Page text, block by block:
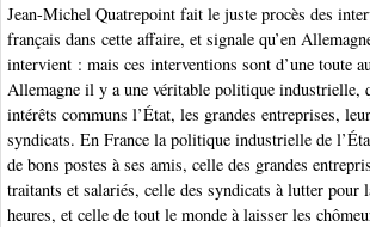
Jean-Michel Quatrepoint fait le juste procès des
français dans cette affaire, et signale qu’en
intervient : mais ces interventions sont d’une toute
Allemagne il y a une véritable politique industrielle,
intérêts communs l’État, les grandes entreprises,
syndicats. En France la politique industrielle de
de bons postes à ses amis, celle des grandes
traitants et salariés, celle des syndicats à lutter pour
heures, et celle de tout le monde à laisser les